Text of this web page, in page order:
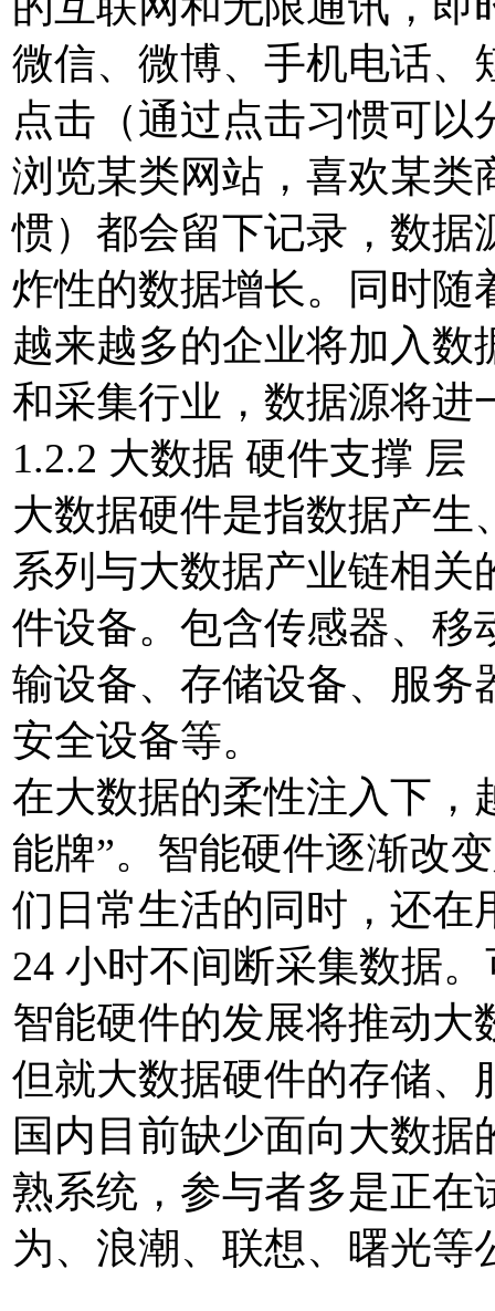
微信、微博、手机电话、
点击（通过点击习惯可以
浏览某类网站，喜欢某类
惯）都会留下记录，数据
炸性的数据增长。同时随
越来越多的企业将加入数
和采集行业，数据源将进
1.2.2 大数据 硬件支撑 层
大数据硬件是指数据产生
系列与大数据产业链相关
件设备。包含传感器、移
输设备、存储设备、服务
安全设备等。
在大数据的柔性注入下，
能牌”。智能硬件逐渐改
们日常生活的同时，还在
24 小时不间断采集数据
智能硬件的发展将推动大
但就大数据硬件的存储、
国内目前缺少面向大数据
熟系统，参与者多是正在
为、浪潮、联想、曙光等